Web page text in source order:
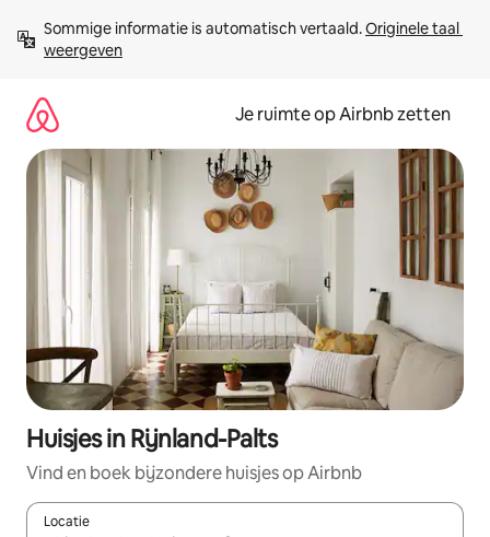
direct
naar
Sommige informatie is automatisch vertaald. Originele taal
weergeven
Je ruimte op Airbnb zetten
Huisjes in Rijnland-Palts
Vind en boek bijzondere huisjes op Airbnb
Locatie